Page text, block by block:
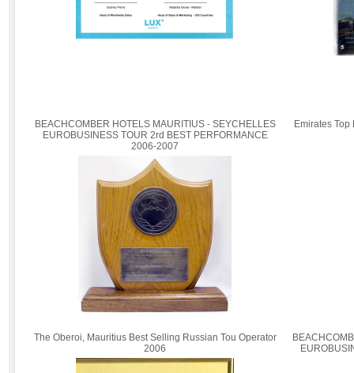
BEACHCOMBER HOTELS MAURITIUS - SEYCHELLES
EUROBUSINESS TOUR 2rd BEST PERFORMANCE
2006-2007
Emirates
The Oberoi, Mauritius Best Selling Russian Tou Operator
2006